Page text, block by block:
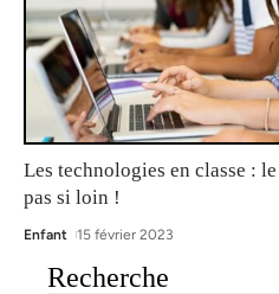
Les technologies en classe :
pas si loin !
Enfant 15 février 2023
Recherche